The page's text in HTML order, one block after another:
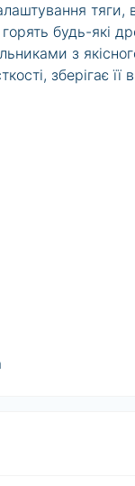
будь-які
з
зберігає